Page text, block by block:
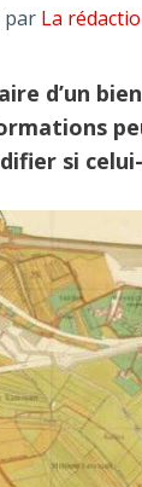
par La
d’un
si